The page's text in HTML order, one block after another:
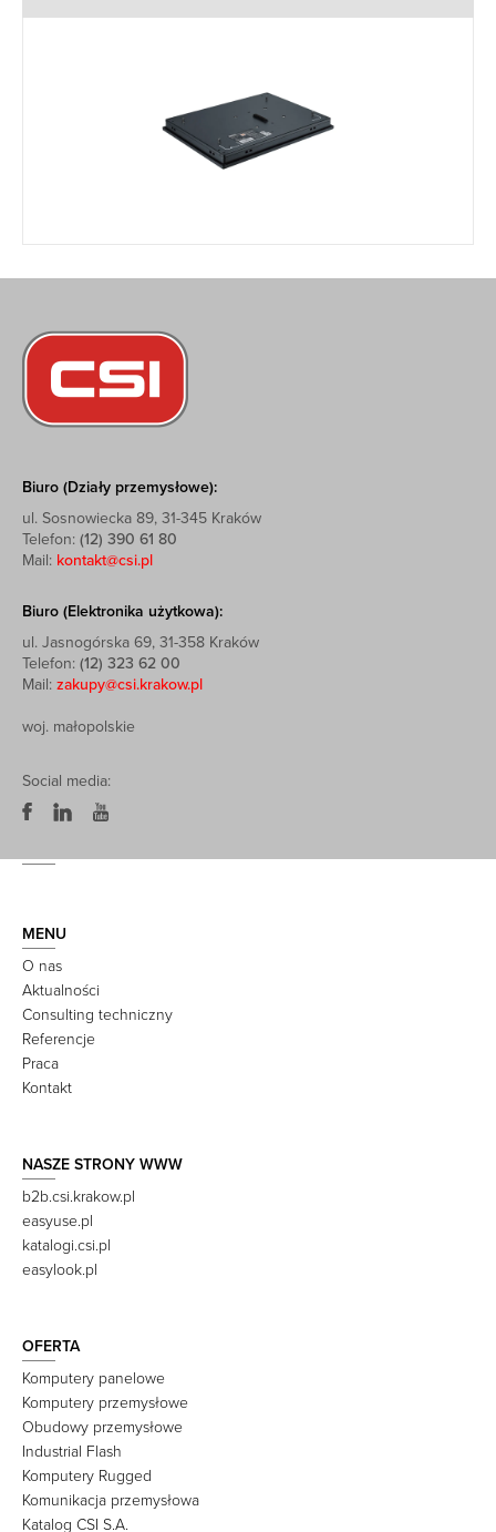
Biuro (Działy przemysłowe):
ul. Sosnowiecka 89, 31-345 Kraków
Telefon: (12) 390 61 80
Mail: kontakt@csi.pl
Biuro (Elektronika użytkowa):
ul. Jasnogórska 69, 31-358 Kraków
Telefon: (12) 323 62 00
Mail: zakupy@csi.krakow.pl
woj. małopolskie
Social media:
MENU
O nas
Aktualności
Consulting techniczny
Referencje
Praca
Kontakt
NASZE STRONY WWW
b2b.csi.krakow.pl
easyuse.pl
katalogi.csi.pl
easylook.pl
OFERTA
Komputery panelowe
Komputery przemysłowe
Obudowy przemysłowe
Industrial Flash
Komputery Rugged
Komunikacja przemysłowa
Katalog CSI S.A.